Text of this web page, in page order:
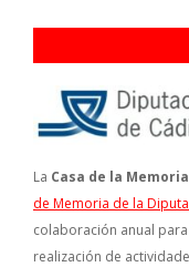
La Casa de la
de Memoria de la
colaboración anual
realización de